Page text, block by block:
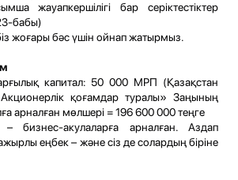
жауапкершілігі бар серіктестіктер
бабы)
жоғары бәс үшін ойнап жатырмыз.
капитал: 50 000 МРП (Қазақстан
қоғамдар туралы» Заңының
арналған мөлшері = 196 600 000 теңге
акулаларға арналған. Аздап
еңбек – және сіз де солардың біріне